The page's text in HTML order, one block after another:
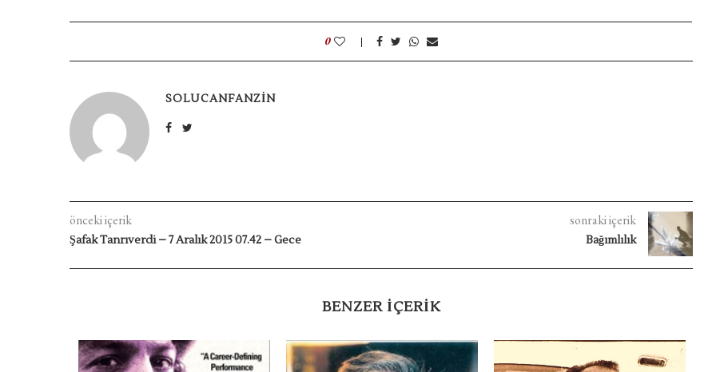
0
SOLUCANFANZIN
önceki içerik
Şafak Tanrıverdi – 7 Aralık 2015 07.42 – Gece
sonraki içerik
Bağımlılık
BENZER IÇERIK